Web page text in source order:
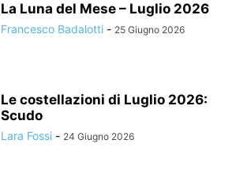
La Luna del Mese – Luglio 2026
Francesco Badalotti - 25 Giugno 2026
Le costellazioni di Luglio 2026:
Scudo
Lara Fossi - 24 Giugno 2026